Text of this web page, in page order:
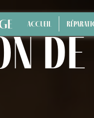
ACCUEIL